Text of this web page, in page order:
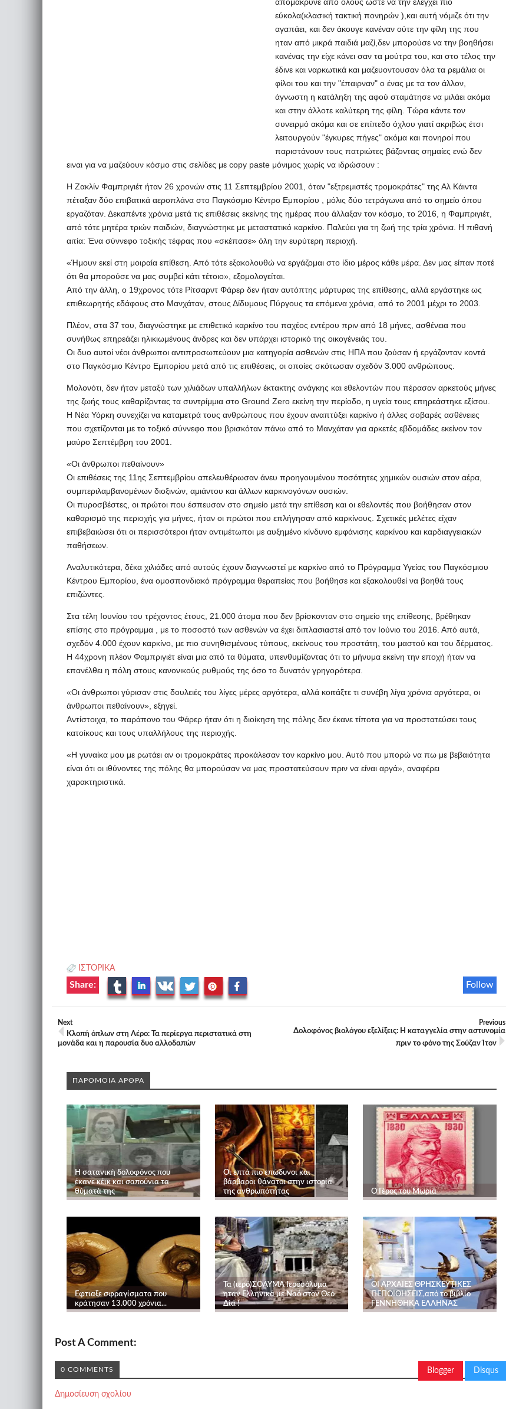
εύκολα(κλασική τακτική πονηρών ),και αυτή νόμιζε ότι την
αγαπάει, και δεν άκουγε κανέναν ούτε την φίλη της που
ηταν από μικρά παιδιά μαζί,δεν μπορούσε να την βοηθήσει
κανένας την είχε κάνει σαν τα μούτρα του, και στο τέλος την
έδινε και ναρκωτικά και μαζευοντουσαν όλα τα ρεμάλια οι
φίλοι του και την "έπαιρναν" ο ένας με τα τον άλλον,
άγνωστη η κατάληξη της αφού σταμάτησε να μιλάει ακόμα
και στην άλλοτε καλύτερη της φίλη. Τώρα κάντε τον
συνειρμό ακόμα και σε επίπεδο όχλου γιατί ακριβώς έτσι
λειτουργούν "έγκυρες πήγες" ακόμα και πονηροί που
παριστάνουν τους πατριώτες βάζοντας σημαίες ενώ δεν
ειναι για να μαζεύουν κόσμο στις σελίδες με copy paste μόνιμος χωρίς να ιδρώσουν :
Η Ζακλίν Φαμπριγιέτ ήταν 26 χρονών στις 11 Σεπτεμβρίου 2001, όταν "εξτρεμιστές τρομοκράτες" της Αλ Κάιντα
πέταξαν δύο επιβατικά αεροπλάνα στο Παγκόσμιο Κέντρο Εμπορίου , μόλις δύο τετράγωνα από το σημείο όπου
εργαζόταν. Δεκαπέντε χρόνια μετά τις επιθέσεις εκείνης της ημέρας που άλλαξαν τον κόσμο, το 2016, η Φαμπριγιέτ,
από τότε μητέρα τριών παιδιών, διαγνώστηκε με μεταστατικό καρκίνο. Παλεύει για τη ζωή της τρία χρόνια. Η πιθανή
αιτία: Ένα σύννεφο τοξικής τέφρας που «σκέπασε» όλη την ευρύτερη περιοχή.
«Ήμουν εκεί στη μοιραία επίθεση. Από τότε εξακολουθώ να εργάζομαι στο ίδιο μέρος κάθε μέρα. Δεν μας είπαν ποτέ
ότι θα μπορούσε να μας συμβεί κάτι τέτοιο», εξομολογείται.
Από την άλλη, ο 19χρονος τότε Ρίτσαρντ Φάρερ δεν ήταν αυτόπτης μάρτυρας της επίθεσης, αλλά εργάστηκε ως
επιθεωρητής εδάφους στο Μανχάταν, στους Δίδυμους Πύργους τα επόμενα χρόνια, από το 2001 μέχρι το 2003.
Πλέον, στα 37 του, διαγνώστηκε με επιθετικό καρκίνο του παχέος εντέρου πριν από 18 μήνες, ασθένεια που
συνήθως επηρεάζει ηλικιωμένους άνδρες και δεν υπάρχει ιστορικό της οικογένειάς του.
Οι δυο αυτοί νέοι άνθρωποι αντιπροσωπεύουν μια κατηγορία ασθενών στις ΗΠΑ που ζούσαν ή εργάζονταν κοντά
στο Παγκόσμιο Κέντρο Εμπορίου μετά από τις επιθέσεις, οι οποίες σκότωσαν σχεδόν 3.000 ανθρώπους.
Μολονότι, δεν ήταν μεταξύ των χιλιάδων υπαλλήλων έκτακτης ανάγκης και εθελοντών που πέρασαν αρκετούς μήνες
της ζωής τους καθαρίζοντας τα συντρίμμια στο Ground Zero εκείνη την περίοδο, η υγεία τους επηρεάστηκε εξίσου.
Η Νέα Υόρκη συνεχίζει να καταμετρά τους ανθρώπους που έχουν αναπτύξει καρκίνο ή άλλες σοβαρές ασθένειες
που σχετίζονται με το τοξικό σύννεφο που βρισκόταν πάνω από το Μανχάταν για αρκετές εβδομάδες εκείνον τον
μαύρο Σεπτέμβρη του 2001.
«Οι άνθρωποι πεθαίνουν»
Οι επιθέσεις της 11ης Σεπτεμβρίου απελευθέρωσαν άνευ προηγουμένου ποσότητες χημικών ουσιών στον αέρα,
συμπεριλαμβανομένων διοξινών, αμιάντου και άλλων καρκινογόνων ουσιών.
Οι πυροσβέστες, οι πρώτοι που έσπευσαν στο σημείο μετά την επίθεση και οι εθελοντές που βοήθησαν στον
καθαρισμό της περιοχής για μήνες, ήταν οι πρώτοι που επλήγησαν από καρκίνους. Σχετικές μελέτες είχαν
επιβεβαιώσει ότι οι περισσότεροι ήταν αντιμέτωποι με αυξημένο κίνδυνο εμφάνισης καρκίνου και καρδιαγγειακών
παθήσεων.
Αναλυτικότερα, δέκα χιλιάδες από αυτούς έχουν διαγνωστεί με καρκίνο από το Πρόγραμμα Υγείας του Παγκόσμιου
Κέντρου Εμπορίου, ένα ομοσπονδιακό πρόγραμμα θεραπείας που βοήθησε και εξακολουθεί να βοηθά τους
επιζώντες.
Στα τέλη Ιουνίου του τρέχοντος έτους, 21.000 άτομα που δεν βρίσκονταν στο σημείο της επίθεσης, βρέθηκαν
επίσης στο πρόγραμμα , με το ποσοστό των ασθενών να έχει διπλασιαστεί από τον Ιούνιο του 2016. Από αυτά,
σχεδόν 4.000 έχουν καρκίνο, με πιο συνηθισμένους τύπους, εκείνους του προστάτη, του μαστού και του δέρματος.
Η 44χρονη πλέον Φαμπριγιέτ είναι μια από τα θύματα, υπενθυμίζοντας ότι το μήνυμα εκείνη την εποχή ήταν να
επανέλθει η πόλη στους κανονικούς ρυθμούς της όσο το δυνατόν γρηγορότερα.
«Οι άνθρωποι γύρισαν στις δουλειές του λίγες μέρες αργότερα, αλλά κοιτάξτε τι συνέβη λίγα χρόνια αργότερα, οι
άνθρωποι πεθαίνουν», εξηγεί.
Αντίστοιχα, το παράπονο του Φάρερ ήταν ότι η διοίκηση της πόλης δεν έκανε τίποτα για να προστατεύσει τους
κατοίκους και τους υπαλλήλους της περιοχής.
«Η γυναίκα μου με ρωτάει αν οι τρομοκράτες προκάλεσαν τον καρκίνο μου. Αυτό που μπορώ να πω με βεβαιότητα
είναι ότι οι ιθύνοντες της πόλης θα μπορούσαν να μας προστατεύσουν πριν να είναι αργά», αναφέρει
χαρακτηριστικά.
ΙΣΤΟΡΙΚΑ
Follow
Share:
Next
Κλοπή όπλων στη Λέρο: Τα περίεργα περιστατικά στη
μονάδα και η παρουσία δυο αλλοδαπών
Previous
Δολοφόνος βιολόγου εξελίξεις: Η καταγγελία στην αστυνομία
πριν το φόνο της Σούζαν Ίτον
ΠΑΡΟΜΟΙΑ ΑΡΘΡΑ
Η σατανική δολοφόνος που
έκανε κέικ και σαπούνια τα
θύματά της
Οι επτά πιο επώδυνοι και
βάρβαροι θάνατοι στην ιστορία
της ανθρωπότητας
Ο Γέρος του Μωριά
Εφτιαξε σφραγίσματα που
κράτησαν 13.000 χρόνια...
Τα (ιερό)ΣΟΛΥΜΑ Ιεροσόλυμα
ηταν Ελληνικά με Ναό στον Θεό
Δία !
ΟΙ ΑΡΧΑΙΕΣ ΘΡΗΣΚΕΥΤΙΚΕΣ
ΠΕΠΟΙΘΗΣΕΙΣ,από το βιβλίο
ΓΕΝΝΗΘΗΚΑ ΕΛΛΗΝΑΣ
Post A Comment:
Blogger Disqus
0 COMMENTS
Δημοσίευση σχολίου